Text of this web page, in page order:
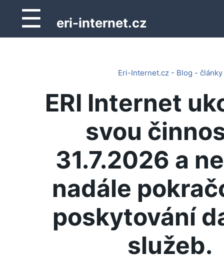
☰ eri-internet.cz
Eri-Internet.cz - Blog - články
ERI Internet
svou
31.7.2026 a
nadále
poskytování
služeb.